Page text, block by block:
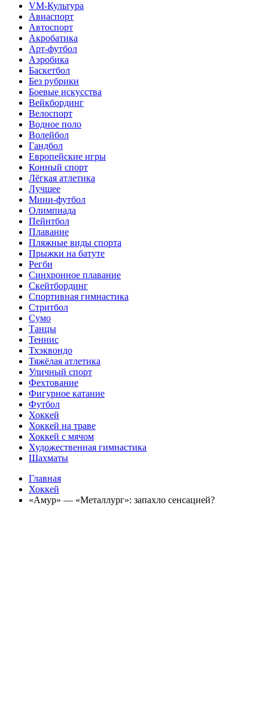
VM-Культура
Авиаспорт
Автоспорт
Акробатика
Арт-футбол
Аэробика
Баскетбол
Без рубрики
Боевые искусства
Вейкбординг
Велоспорт
Водное поло
Волейбол
Гандбол
Европейские игры
Конный спорт
Лёгкая атлетика
Лучшее
Мини-футбол
Олимпиада
Пейнтбол
Плавание
Пляжные виды спорта
Прыжки на батуте
Регби
Синхронное плавание
Скейтбординг
Спортивная гимнастика
Стритбол
Сумо
Танцы
Теннис
Тхэквондо
Тяжёлая атлетика
Уличный спорт
Фехтование
Фигурное катание
Футбол
Хоккей
Хоккей на траве
Хоккей с мячом
Художественная гимнастика
Шахматы
Главная
Хоккей
«Амур» — «Металлург»: запахло сенсацией?